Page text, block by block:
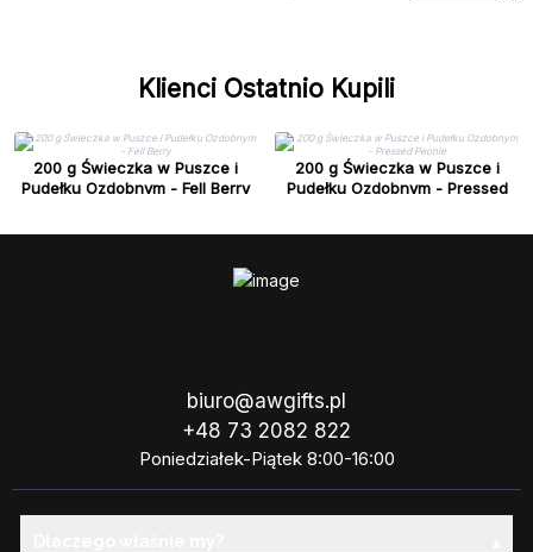
Klienci Ostatnio Kupili
200 g Świeczka w Puszce i
Pudełku Ozdobnym - Fell Berry
200 g Świeczka w Puszce i
Pudełku Ozdobnym - Pressed
biuro@awgifts.pl
+48 73 2082 822
Poniedziałek-Piątek 8:00-16:00